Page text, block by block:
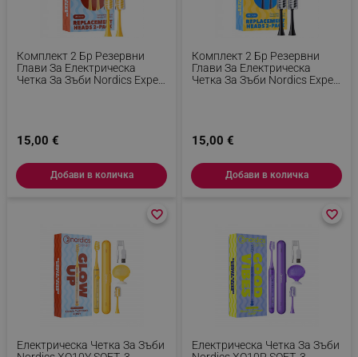
Комплект 2 Бр Резервни
Глави За Електрическа
Четка За Зъби Nordics Expert
15,00 €
Добави в количка
Комплект 2 Бр Резервни
Глави За Електрическа
Четка За Зъби Nordics Expert
15,00 €
Добави в количка
Електрическа Четка За Зъби
favorite_border
favorite_border
Електрическа Четка За Зъби
favorite_border
favorite_border